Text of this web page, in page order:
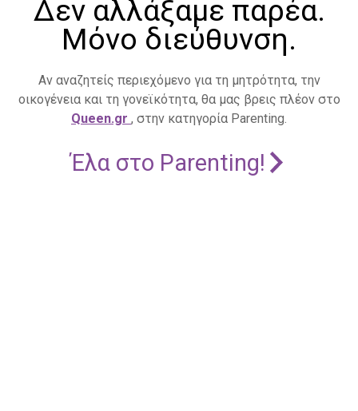
Δεν αλλάξαμε παρέα.
Μόνο διεύθυνση.
Αν αναζητείς περιεχόμενο για τη μητρότητα, την
οικογένεια και τη γονεϊκότητα, θα μας βρεις πλέον στο
Queen.gr , στην κατηγορία Parenting.
Έλα στο Parenting!